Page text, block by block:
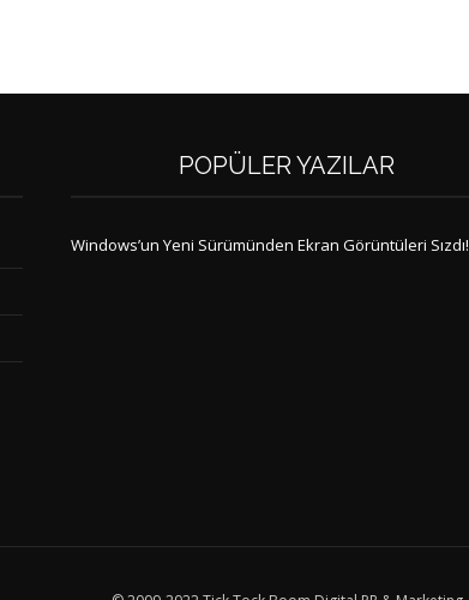
POPÜLER YAZILAR
Windows’un Yeni Sürümünden Ekran Görüntüleri Sızdı!